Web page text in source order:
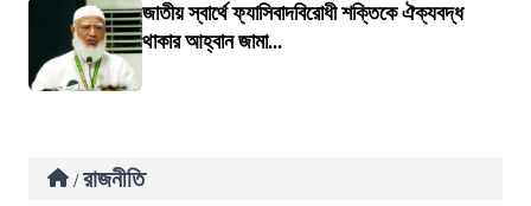
জাতীয় স্বার্থে ফ্যাসিবাদবিরোধী শক্তিকে ঐক্যবদ্ধ
থাকার আহ্বান জামা...
/ রাজনীতি